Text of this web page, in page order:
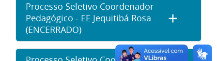
Processo Seletivo Coordenador
Pedagógico - EE Jequitibá Rosa
(ENCERRADO)